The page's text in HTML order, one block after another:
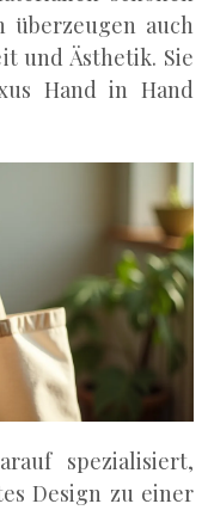
überzeugen auch
und Ästhetik. Sie
Hand in Hand
spezialisiert,
Design zu einer